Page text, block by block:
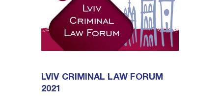
LVIV CRIMINAL LAW FORUM
2021